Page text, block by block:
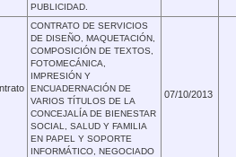
PUBLICIDAD.
CONTRATO DE SERVICIOS
DE DISEÑO, MAQUETACIÓN,
COMPOSICIÓN DE TEXTOS,
FOTOMECÁNICA,
IMPRESIÓN Y
ENCUADERNACIÓN DE
VARIOS TÍTULOS DE LA
CONCEJALÍA DE BIENESTAR
SOCIAL, SALUD Y FAMILIA
EN PAPEL Y SOPORTE
INFORMÁTICO, NEGOCIADO
07/10/2013